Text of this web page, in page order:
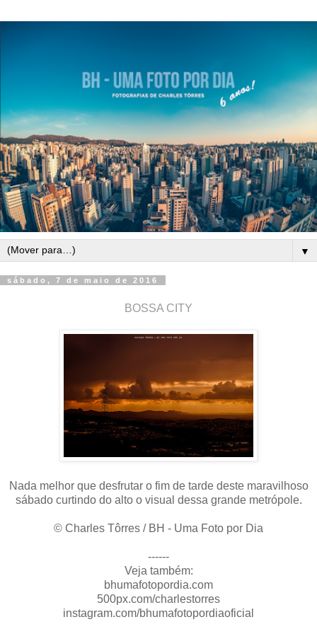
▼
sábado, 7 de maio de 2016
BOSSA CITY
Nada melhor que desfrutar o fim de tarde deste maravilhoso
sábado curtindo do alto o visual dessa grande metrópole.
© Charles Tôrres / BH - Uma Foto por Dia
------
Veja também:
bhumafotopordia.com
500px.com/charlestorres
instagram.com/bhumafotopordiaoficial